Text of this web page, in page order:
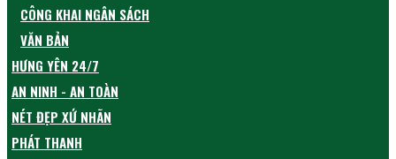
CÔNG KHAI NGÂN SÁCH
VĂN BẢN
HƯNG YÊN 24/7
AN NINH - AN TOÀN
NÉT ĐẸP XỨ NHÃN
PHÁT THANH